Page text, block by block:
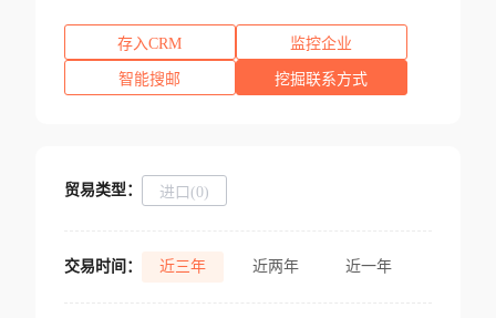
存入CRM 监控企业
智能搜邮 挖掘联系方式
贸易类型： 进口(0)
交易时间： 近三年 近两年 近一年